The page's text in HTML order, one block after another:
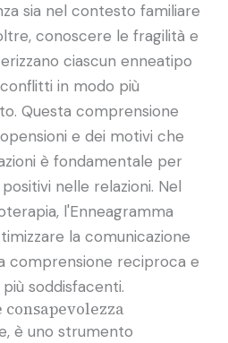
sia nel contesto familiare
conoscere le fragilità e
ciascun enneatipo
in modo più
Questa comprensione
e dei motivi che
è fondamentale per
nelle relazioni. Nel
l'Enneagramma
la comunicazione
comprensione reciproca e
soddisfacenti.
è uno strumento